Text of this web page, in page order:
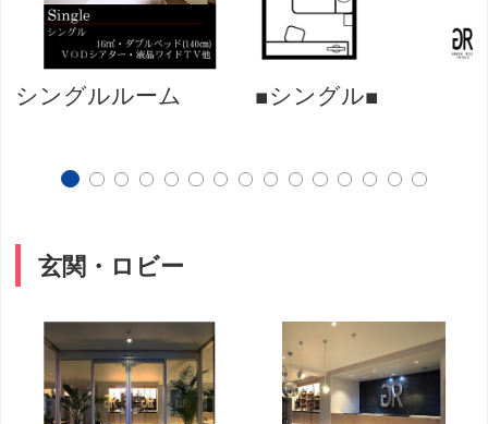
シングルルーム ■シングル■
玄関・ロビー